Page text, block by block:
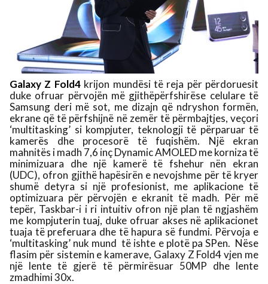
Galaxy Z Fold4krijon mundësi të reja për përdoruesit
duke ofruar përvojën më gjithëpërfshirëse celulare të
Samsung deri më sot, me dizajn që ndryshon formën,
ekrane që të përfshijnë në zemër të përmbajtjes, veçori
‘multitasking’ si kompjuter, teknologji të përparuar të
kamerës dhe procesorë të fuqishëm. Një ekran
mahnitës i madh 7,6 inç Dynamic AMOLED me korniza të
minimizuara dhe një kamerë të fshehur nën ekran
(UDC), ofron gjithë hapësirën e nevojshme për të kryer
shumë detyra si një profesionist, me aplikacione të
optimizuara për përvojën e ekranit të madh. Për më
tepër, Taskbar-i i ri intuitiv ofron një plan të ngjashëm
me kompjuterin tuaj, duke ofruar akses në aplikacionet
tuaja të preferuara dhe të hapura së fundmi. Përvoja e
‘multitasking’ nuk mund të ishte e plotë pa SPen. Nëse
flasim për sistemin e kamerave, Galaxy Z Fold4 vjen me
një lente të gjerë të përmirësuar 50MP dhe lente
zmadhimi 30x.